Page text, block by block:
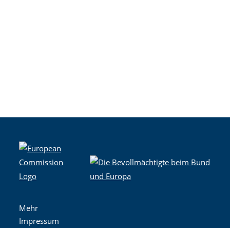
Mehr
Impressum